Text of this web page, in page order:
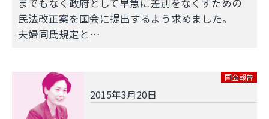
までもなく政府として早急に差別をなくすための
民法改正案を国会に提出するよう求めました。
夫婦同氏規定と…
国会報告
2015年3月20日